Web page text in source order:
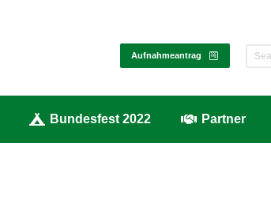
Aufnahmeantrag
Bundesfest 2022 Partner